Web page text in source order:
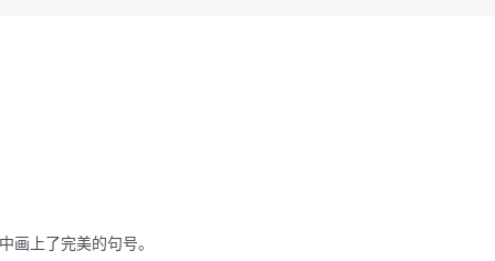
上了完美的句号。